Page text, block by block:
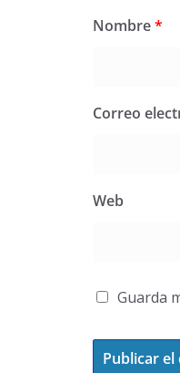
Nombre*
Correo
Web
Guarda